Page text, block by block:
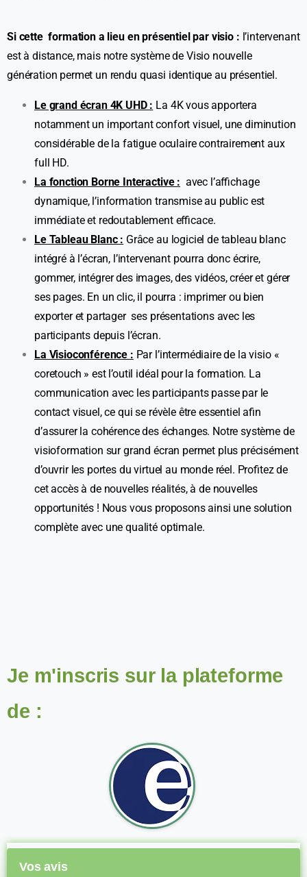
Si cette formation a lieu en présentiel par visio : l’intervenant
est à distance, mais notre système de Visio nouvelle
génération permet un rendu quasi identique au présentiel.
Le grand écran 4K UHD : La 4K vous apportera
notamment un important confort visuel, une diminution
considérable de la fatigue oculaire contrairement aux
full HD.
La fonction Borne Interactive : avec l’affichage
dynamique, l’information transmise au public est
immédiate et redoutablement efficace.
Le Tableau Blanc : Grâce au logiciel de tableau blanc
intégré à l’écran, l’intervenant pourra donc écrire,
gommer, intégrer des images, des vidéos, créer et gérer
ses pages. En un clic, il pourra : imprimer ou bien
exporter et partager ses présentations avec les
participants depuis l’écran.
La Visioconférence : Par l’intermédiaire de la visio «
coretouch » est l’outil idéal pour la formation. La
communication avec les participants passe par le
contact visuel, ce qui se révèle être essentiel afin
d’assurer la cohérence des échanges. Notre système de
visioformation sur grand écran permet plus précisément
d’ouvrir les portes du virtuel au monde réel. Profitez de
cet accès à de nouvelles réalités, à de nouvelles
opportunités ! Nous vous proposons ainsi une solution
complète avec une qualité optimale.
Je m'inscris sur la plateforme
de :
Vos avis